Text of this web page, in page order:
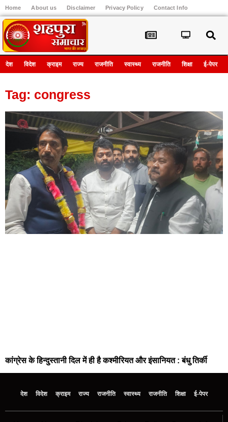
Home About us Disclaimer Privacy Policy Contact Info
देश विदेश क्राइम राज्य राजनीति स्वास्थ्य राजनीति शिक्षा ई-पेपर
Tag: congress
कांग्रेस के हिन्दुस्तानी दिल में ही है कश्मीरियत और इंसानियत : बंधु तिर्की
देश विदेश क्राइम राज्य राजनीति स्वास्थ्य राजनीति शिक्षा ई-पेपर